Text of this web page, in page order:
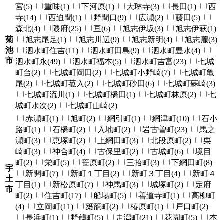
菊
池
市
宮(5)
重味(1) 下河原(1) 大琳寺(3) 長田(1)
西
寺(14)
西迫間(1) 野間口(9) 広瀬(2)
藤田(5)
森北(4)
隈府(25) 亘(6) 旭志伊坂(3)
旭志伊萩(1)
旭志尾足(1)
旭志川辺(9) 旭志新明(4)
旭志麓(3)
泗水町住吉(11)
泗水町田島(9)
泗水町豊水(4)
泗水町永(49)
泗水町福本(5) 泗水町吉富(23)
七城
町台(2)
七城町岡田(2) 七城町小野崎(7)
七城町亀
尾(2)
七城町菰入(2) 七城町砂田(6)
七城町蘇崎(3)
七城町流川(1)
七城町橋田(1) 七城町林原(2)
七
城町水次(2)
七城町山崎(2)
宇
土
市
赤瀬町(1) 旭町(2) 網引町(1) 網津町(10)
石小
路町(1)
石橋町(2) 入地町(2) 岩古曽町(23)
馬之
瀬町(3)
恵塚町(2) 上網田町(3) 北段原町(2)
栗
崎町(3)
神合町(4) 古保里町(2) 古城町(6)
境目
町(2)
栄町(5) 笹原町(2) 三拾町(3)
下網田町(8)
新開町(7)
新町１丁目(2) 新町３丁目(4)
新町４
丁目(1)
新松原町(7) 神馬町(3) 城塚町(2)
定府
町(2)
住吉町(17) 船場町(5) 善道寺町(1)
高柳町
(4)
立岡町(11) 築籠町(2) 椿原町(1)
戸口町(2)
長浜町(1)
野鶴町(5) 走潟町(21) 花園町(5)
本